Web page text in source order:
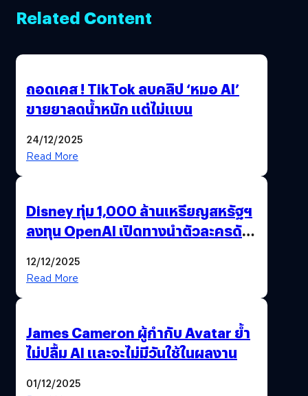
Related Content
ถอดเคส ! TikTok ลบคลิป ‘หมอ AI’
ขายยาลดน้ำหนัก แต่ไม่แบน
24/12/2025
Read More
Disney ทุ่ม 1,000 ล้านเหรียญสหรัฐฯ
ลงทุน OpenAI เปิดทางนำตัวละครดัง
12/12/2025
Read More
James Cameron ผู้กำกับ Avatar ย้ำ
ไม่ปลื้ม AI และจะไม่มีวันใช้ในผลงาน
01/12/2025